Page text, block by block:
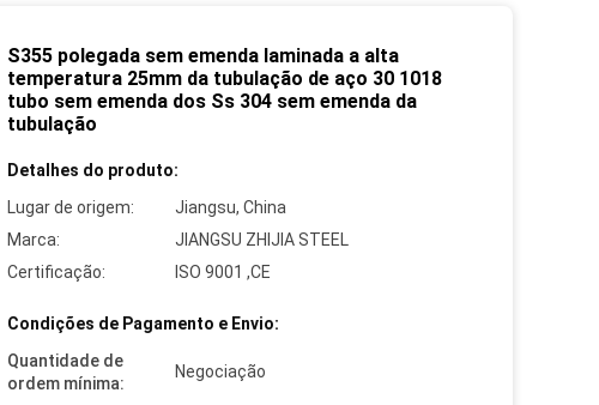
S355 polegada sem emenda laminada a alta
temperatura 25mm da tubulação de aço 30 1018
tubo sem emenda dos Ss 304 sem emenda da
tubulação
Detalhes do produto:
Lugar de origem:
Jiangsu, China
Marca:
JIANGSU ZHIJIA STEEL
Certificação:
ISO 9001 ,CE
Condições de Pagamento e Envio:
Quantidade de
ordem mínima:
Negociação